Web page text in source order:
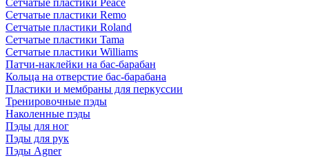
Сетчатые пластики Peace
Сетчатые пластики Remo
Сетчатые пластики Roland
Сетчатые пластики Tama
Сетчатые пластики Williams
Патчи-наклейки на бас-барабан
Кольца на отверстие бас-барабана
Пластики и мембраны для перкуссии
Тренировочные пэды
Наколенные пэды
Пэды для ног
Пэды для рук
Пэды Agner